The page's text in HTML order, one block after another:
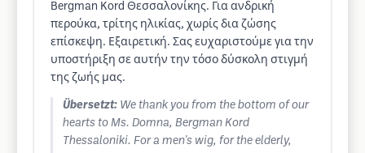
Bergman Kord Θεσσαλονίκης. Για ανδρική
περούκα, τρίτης ηλικίας, χωρίς δια ζώσης
επίσκεψη. Εξαιρετική. Σας ευχαριστούμε για την
υποστήριξη σε αυτήν την τόσο δύσκολη στιγμή
της ζωής μας.
Übersetzt: We thank you from the bottom of our
hearts to Ms. Domna, Bergman Kord
Thessaloniki. For a men's wig, for the elderly,